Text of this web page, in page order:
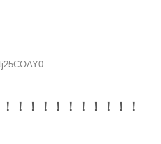
！！！！！！！！！！